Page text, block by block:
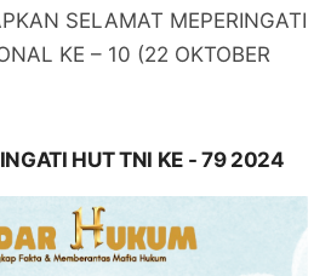
SELAMAT MEPERINGATI
KE – 10 (22 OKTOBER
HUT TNI KE - 79 2024